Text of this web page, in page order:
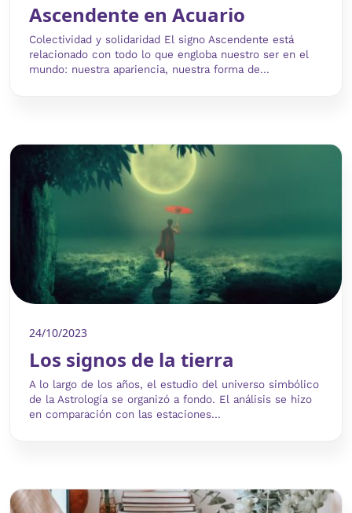
Ascendente en Acuario
Colectividad y solidaridad El signo Ascendente está
relacionado con todo lo que engloba nuestro ser en el
mundo: nuestra apariencia, nuestra forma de...
24/10/2023
Los signos de la tierra
A lo largo de los años, el estudio del universo simbólico
de la Astrología se organizó a fondo. El análisis se hizo
en comparación con las estaciones...